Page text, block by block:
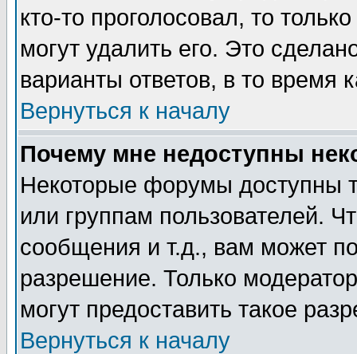
кто-то проголосовал, то
могут удалить его. Это
варианты ответов, в то время
Вернуться к началу
Почему мне недоступны
Некоторые форумы доступны
или группам пользователей.
сообщения и т.д., вам может
разрешение. Только
могут предоставить такое
Вернуться к началу